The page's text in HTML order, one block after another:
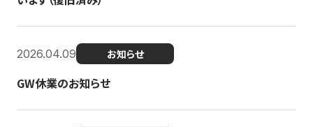
2026.04.09 お知らせ
GW休業のお知らせ